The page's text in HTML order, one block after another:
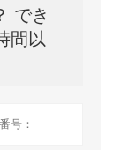
でき
間以